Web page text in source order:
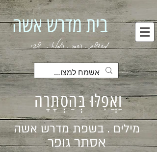
בית מדרש אשה
מחדשת . החסר . המלא . שבי
וַאֲפִלּוּ בְּהַסְתָּרָה
מילים . בשפת מדרש אשה
אסתר גופר